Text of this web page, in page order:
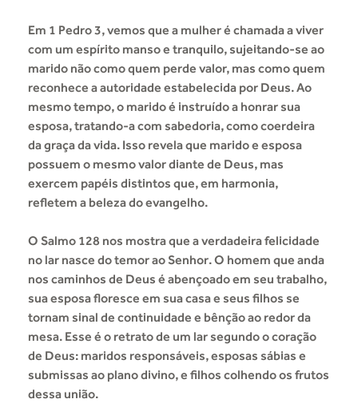
Em 1 Pedro 3, vemos que a mulher é chamada a viver
com um espírito manso e tranquilo, sujeitando-se ao
marido não como quem perde valor, mas como quem
reconhece a autoridade estabelecida por Deus. Ao
mesmo tempo, o marido é instruído a honrar sua
esposa, tratando-a com sabedoria, como coerdeira
da graça da vida. Isso revela que marido e esposa
possuem o mesmo valor diante de Deus, mas
exercem papéis distintos que, em harmonia,
refletem a beleza do evangelho.
O Salmo 128 nos mostra que a verdadeira felicidade
no lar nasce do temor ao Senhor. O homem que anda
nos caminhos de Deus é abençoado em seu trabalho,
sua esposa floresce em sua casa e seus filhos se
tornam sinal de continuidade e bênção ao redor da
mesa. Esse é o retrato de um lar segundo o coração
de Deus: maridos responsáveis, esposas sábias e
submissas ao plano divino, e filhos colhendo os frutos
dessa união.